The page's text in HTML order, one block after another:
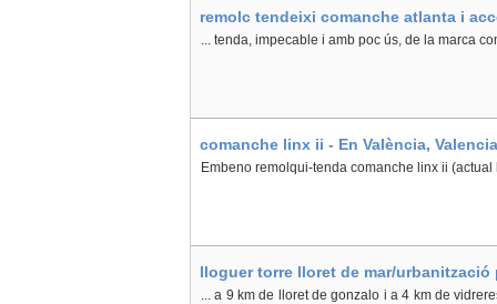
remolc tendeixi comanche atlanta i
... tenda, impecable i amb poc ús, de la marca
comanche linx ii - En València, Valencia
Embeno remolqui-tenda comanche linx ii (actual
lloguer torre lloret de mar/
... a 9 km de lloret de gonzalo i a 4 km de